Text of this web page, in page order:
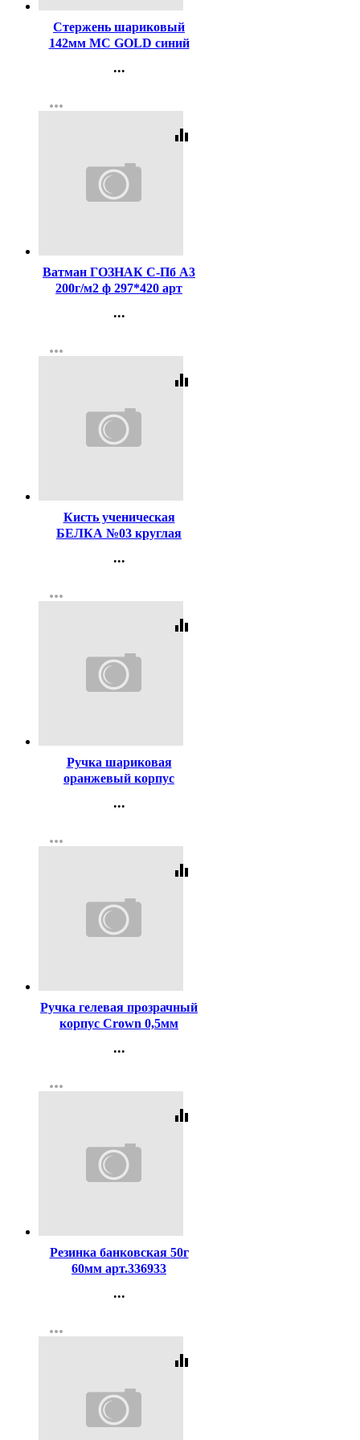
Стержень шариковый
142мм MC GOLD синий
...
Регистрация
more_horiz
equalizer
Ватман ГОЗНАК С-Пб А3
200г/м2 ф 297*420 арт
...
Регистрация
more_horiz
equalizer
Кисть ученическая
БЕЛКА №03 круглая
...
Регистрация
more_horiz
equalizer
Ручка шариковая
оранжевый корпус
(Orange) синий, 0,7мм
...
Регистрация
more_horiz
equalizer
Ручка гелевая прозрачный
корпус Crown 0,5мм
...
Регистрация
more_horiz
equalizer
Резинка банковская 50г
60мм арт.336933
...
Регистрация
more_horiz
equalizer